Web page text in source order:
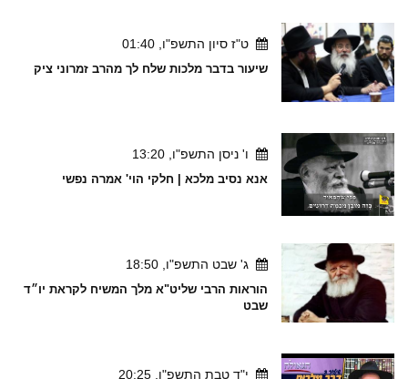
ט"ז סיון התשפ"ו, 01:40
שיעור בדבר מלכות שלח לך מהרב זמרוני ציק
ו' ניסן התשפ"ו, 13:20
אנא נסיב מלכא | חלקי הוי' אמרה נפשי
ג' שבט התשפ"ו, 18:50
הוראות הרבי שליט"א מלך המשיח לקראת יו״ד
שבט
י"ד טבת התשפ"ו, 20:25